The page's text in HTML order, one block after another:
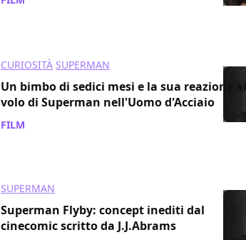
CURIOSITÀ SUPERMAN
Un bimbo di sedici mesi e la sua reazione al
volo di Superman nell'Uomo d'Acciaio
FILM
SUPERMAN
Superman Flyby: concept inediti dal
cinecomic scritto da J.J.Abrams